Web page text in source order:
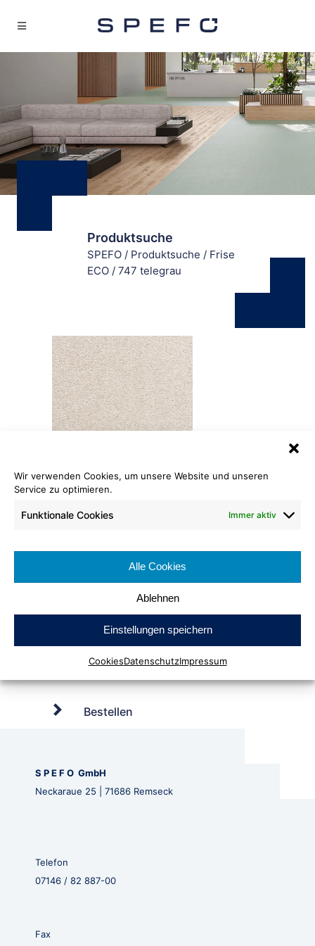
Wir verwenden Cookies, um unsere Website und unseren
Service zu optimieren.
Funktionale Cookies Immer aktiv
Alle Cookies
Ablehnen
Einstellungen speichern
CookiesDatenschutzImpressum
Produktsuche
SPEFO / Produktsuche / Frise
ECO / 747 telegrau
747 telegrau
Bestellen
Frise ECO
S P E F O GmbH
Neckaraue 25 | 71686 Remseck
Telefon
07146 / 82 887-00
Fax